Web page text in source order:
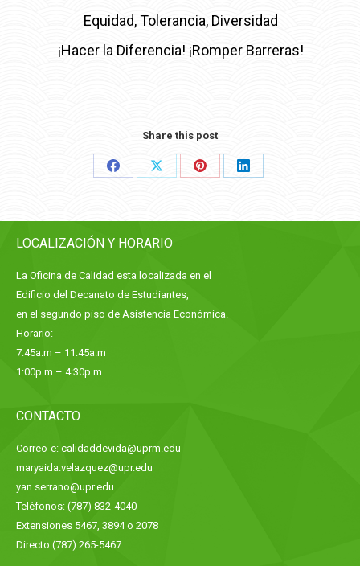
Equidad, Tolerancia, Diversidad
¡Hacer la Diferencia! ¡Romper Barreras!
Share this post
Share
Facebook
Share
X
Share
Pinterest
Share
LinkedIn
LOCALIZACIÓN Y HORARIO
La Oficina de Calidad esta localizada en el
Edificio del Decanato de Estudiantes,
en el segundo piso de Asistencia Económica.
Horario:
7:45a.m – 11:45a.m
1:00p.m – 4:30p.m.
CONTACTO
Correo-e: calidaddevida@uprm.edu
maryaida.velazquez@upr.edu
yan.serrano@upr.edu
Teléfonos: (787) 832-4040
Extensiones 5467, 3894 o 2078
Directo (787) 265-5467